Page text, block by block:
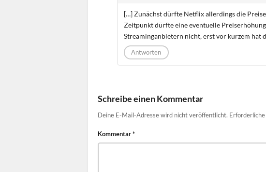
[…] Zunächst dürfte Netflix allerdings die
Zeitpunkt dürfte eine eventuelle
Streaminganbietern nicht, erst vor kurzem
Antworten
Schreibe einen Kommentar
Deine E-Mail-Adresse wird nicht veröffentlicht.
Kommentar*